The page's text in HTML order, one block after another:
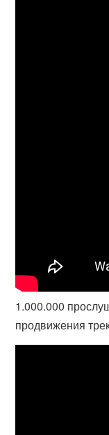
1.000.000
продвижения